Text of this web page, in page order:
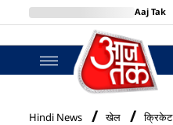
Aaj Tak
BT Bazaar
Hindi News खेल क्रिकेट